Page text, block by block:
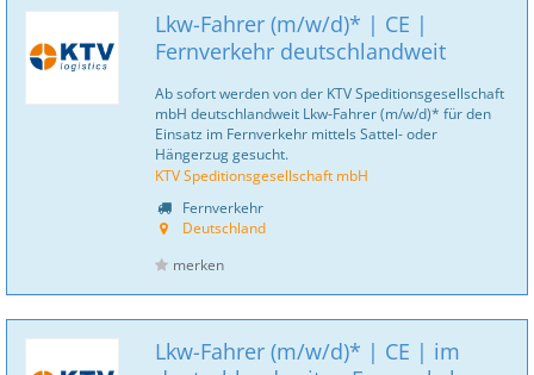
Lkw-Fahrer (m/w/d)* | CE |
Fernverkehr deutschlandweit
Ab sofort werden von der KTV Speditionsgesellschaft
mbH deutschlandweit Lkw-Fahrer (m/w/d)* für den
Einsatz im Fernverkehr mittels Sattel- oder
Hängerzug gesucht.
KTV Speditionsgesellschaft mbH
Fernverkehr
Deutschland
merken
Lkw-Fahrer (m/w/d)* | CE | im